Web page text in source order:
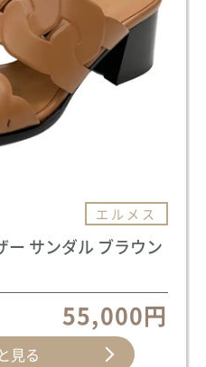
エルメス
ー サンダル ブラウン
55,000円
見る